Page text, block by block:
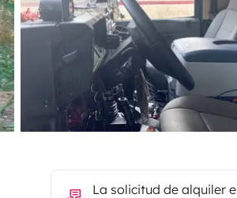
La solicitud de alquiler